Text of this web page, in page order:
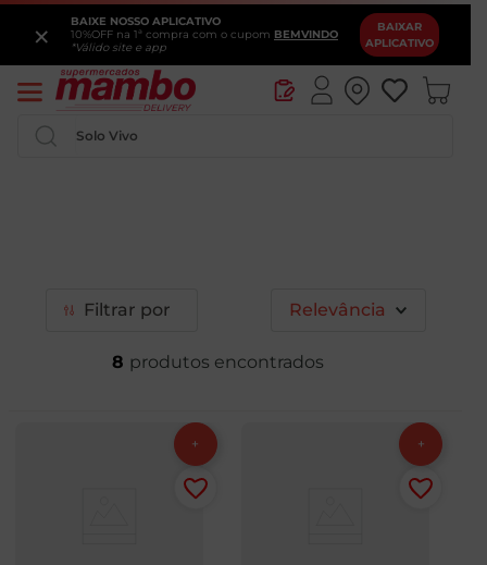
BAIXE NOSSO APLICATIVO
10%OFF na 1ª compra com o cupom BEMVINDO
*Válido site e app
BAIXAR
APLICATIVO
×
Pesquise por produtos ou marcas...
Filtrar Relevância
8